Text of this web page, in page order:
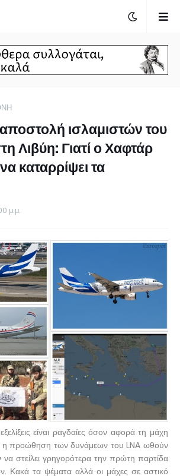
ισλαμιστών του
Λιβύη: Γιατί ο Χαφτάρ
καταρρίψει τα
μ.μ.
είναι ραγδαίες όσον αφορά τη μάχη
η προώθηση των δυνάμεων του LNA ωθούν
στείλει γρηγορότερα την πρώτη παρτίδα
Κακά τα ψέματα αλλά οι μάχες σε αστικό